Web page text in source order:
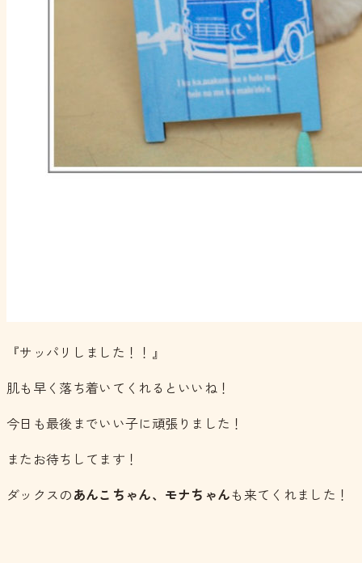
『サッパリしました！！』
肌も早く落ち着いてくれるといいね！
今日も最後までいい子に頑張りました！
またお待ちしてます！
ダックスのあんこちゃん、モナちゃんも来てくれました！